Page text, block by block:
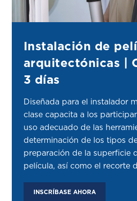
Instalación de
arquitectónicas |
3 días
Diseñada para el instalador
clase capacita a los
uso adecuado de las
determinación de los tipos
preparación de la superficie
película, así como el recorte
INSCRÍBASE AHORA